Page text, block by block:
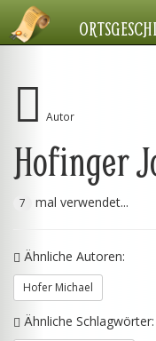
Autor
Hofinger
7 mal verwendet...
Ähnliche Autoren:
Hofer Michael
Ähnliche Schlagwörter: